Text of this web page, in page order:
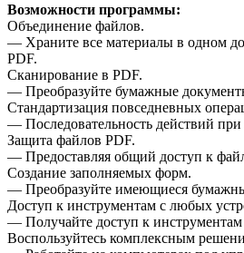
Возможности программы:
Объединение файлов.
— Храните все материалы в одном
PDF.
Сканирование в PDF.
— Преобразуйте бумажные
Стандартизация повседневных
— Последовательность действий
Защита файлов PDF.
— Предоставляя общий доступ к
Создание заполняемых форм.
— Преобразуйте имеющиеся
Доступ к инструментам с любых
— Получайте доступ к
Воспользуйтесь комплексным